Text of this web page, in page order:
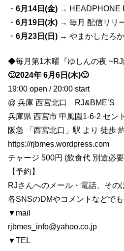
・ 6月14日(金) → HEADPHONE
・ 6月19日(水) → 毎月 配信リリ
・ 6月23日(日) → やまかしたろ
◆毎月第1木曜『ゆしんの夜 ~RJ
🙂2024年 6月6日(木)🙂
19:00 open / 20:00 start
@ 兵庫 西宮北口 RJ&BME’S
兵庫県 西宮市 甲風園1-6-2 セン
阪急 「西宮北口」駅 より 徒歩
https://rjbmes.wordpress.com
チャージ 500円 (飲食代 別途必要
【予約】
RJさんへのメール・電話、その
各SNSのDMやコメントなどでも
▼mail
rjbmes_info@yahoo.co.jp
▼TEL